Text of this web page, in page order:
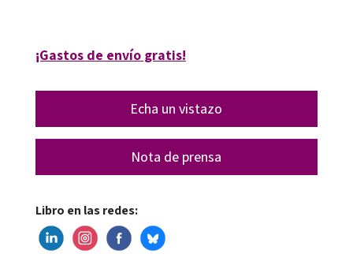
¡Gastos de envío gratis!
Echa un vistazo
Nota de prensa
Libro en las redes: